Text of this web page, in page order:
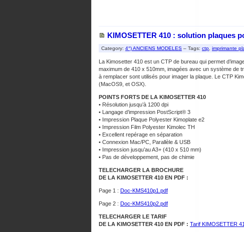
KIMOSETTER 410 : solution plaques
Category: 4°) ANCIENS MODELES – Tags: ctp imprimante
La Kimosetter 410 est un CTP de bureau qui permet
maximum de 410 x 510mm, imagées avec un système de
à remplacer sont utilisés pour imager la plaque. Le CTP
(MacOS9, et OSX).
POINTS FORTS DE LA KIMOSETTER 410
• Résolution jusqu’à 1200 dpi
• Langage d’impression PostScript® 3
• Impression Plaque Polyester Kimoplate e2
• Impression Film Polyester Kimolec TH
• Excellent repérage en séparation
• Connexion Mac/PC, Parallèle & USB
• Impression jusqu’au A3+ (410 x 510 mm)
• Pas de développement, pas de chimie
TELECHARGER LA BROCHURE
DE LA KIMOSETTER 410 EN PDF :
Page 1 : Doc-KMS410p1.pdf
Page 2 : Doc-KMS410p2.pdf
TELECHARGER LE TARIF
DE LA KIMOSETTER 410 EN PDF : Tarif KIMOSETTER